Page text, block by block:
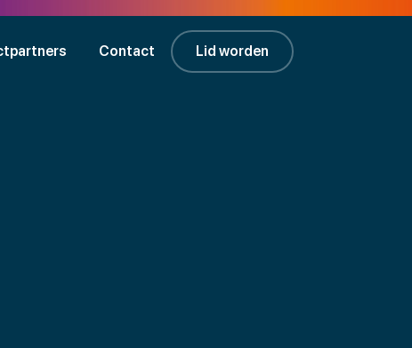
Contact Lid worden